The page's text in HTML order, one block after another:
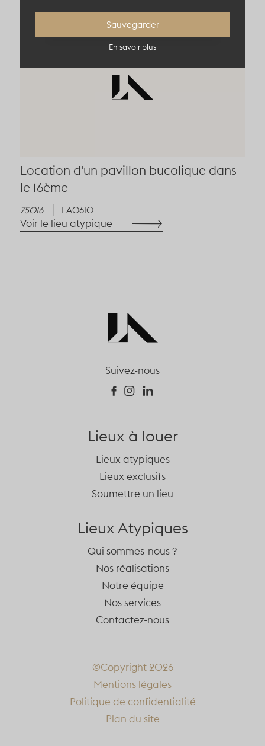
Location d'un pavillon bucolique dans
le 16ème
75016 LA0610
Voir le lieu atypique
Suivez-nous
Lieux à louer
Lieux atypiques
Lieux exclusifs
Soumettre un lieu
Lieux Atypiques
Qui sommes-nous ?
Nos réalisations
Notre équipe
Nos services
Contactez-nous
©Copyright 2026
Mentions légales
Politique de confidentialité
Plan du site
Sauvegarder
En savoir plus